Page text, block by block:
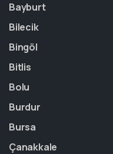
Bayburt
Bilecik
Bingöl
Bitlis
Bolu
Burdur
Bursa
Çanakkale